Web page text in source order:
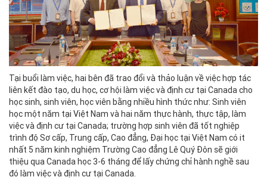
Tại buổi làm việc, hai bên đã trao đổi và thảo luận về việc hợp tác
liên kết đào tạo, du học, cơ hội làm việc và định cư tại Canada cho
học sinh, sinh viên, học viên bằng nhiều hình thức như: Sinh viên
học một năm tại Việt Nam và hai năm thực hành, thực tập, làm
việc và định cư tại Canada; trường hợp sinh viên đã tốt nghiệp
trình độ Sơ cấp, Trung cấp, Cao đẳng, Đại học tại Việt Nam có it
nhất 5 năm kinh nghiệm Trường Cao đẳng Lê Quý Đôn sẽ giới
thiệu qua Canada học 3-6 tháng để lấy chứng chỉ hành nghề sau
đó làm việc và định cư tại Canada.